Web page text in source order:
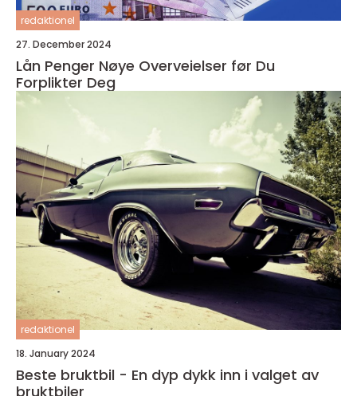
redaktionel
27. December 2024
Lån Penger Nøye Overveielser før Du
Forplikter Deg
redaktionel
18. January 2024
Beste bruktbil - En dyp dykk inn i valget av
bruktbiler